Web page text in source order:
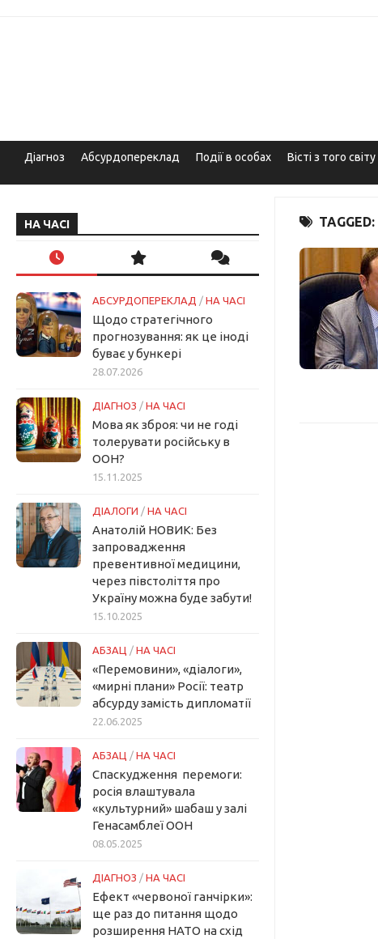
Діагноз Абсурдопереклад Події в особах Вісті з того світу
TAGGED:
НА ЧАСІ
АБСУРДОПЕРЕКЛАД / НА ЧАСІ
Щодо стратегічного
прогнозування: як це іноді
буває у бункері
28.07.2026
ДІАГНОЗ / НА ЧАСІ
Мова як зброя: чи не годі
толерувати російську в
ООН?
15.11.2025
ДІАЛОГИ / НА ЧАСІ
Анатолій НОВИК: Без
запровадження
превентивної медицини,
через півстоліття про
Україну можна буде забути!
15.10.2025
АБЗАЦ / НА ЧАСІ
«Перемовини», «діалоги»,
«мирні плани» Росії: театр
абсурду замість дипломатії
22.06.2025
АБЗАЦ / НА ЧАСІ
Спаскудження перемоги:
росія влаштувала
«культурний» шабаш у залі
Генасамблеї ООН
08.05.2025
ДІАГНОЗ / НА ЧАСІ
Ефект «червоної ганчірки»:
ще раз до питання щодо
розширення НАТО на схід